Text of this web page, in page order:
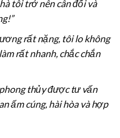
tôi trở nên cân đối và
rất nặng, tôi lo không
rất nhanh, chắc chắn
thủy được tư vấn
ấm cúng, hài hòa và hợp